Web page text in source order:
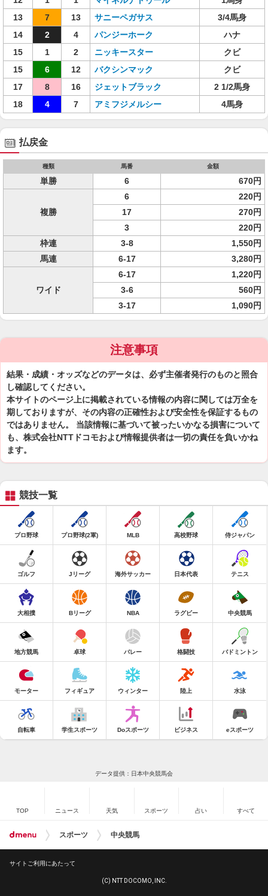
13
7 13 サニーペガサス
3/4馬身
14
2 4 パンジーホーク
ハナ
15
1 2 ニッキースター
クビ
15
6 12 バクシンマック
クビ
17
8 16 ジェットブラック
2 1/2馬身
18
4 7 アミフジメルシー 4馬身
払戻金
種類 馬番 金額
単勝 6 670円
複勝
6
220円
17
270円
3
220円
枠連
3-8
1,550円
馬連
6-17 3,280円
ワイド
6-17
1,220円
3-6
560円
3-17
1,090円
注意事項
結果・成績・オッズなどのデータは、必ず主催者発行のものと照合
し確認してください。
本サイトのページ上に掲載されている情報の内容に関しては万全を
期しておりますが、その内容の正確性および安全性を保証するもの
ではありません。 当該情報に基づいて被ったいかなる損害について
も、株式会社NTTドコモおよび情報提供者は一切の責任を負いかね
ます。
競技一覧
プロ野球 プロ野球(2軍) MLB 高校野球 侍ジャパン
ゴルフ Jリーグ 海外サッカー 日本代表 テニス
大相撲 Bリーグ NBA ラグビー 中央競馬
地方競馬 卓球 バレー 格闘技 バドミントン
モーター フィギュア ウィンター 陸上 水泳
自転車 学生スポーツ Doスポーツ ビジネス eスポーツ
データ提供：日本中央競馬会
TOP ニュース 天気 スポーツ 占い すべて
スポーツ 中央競馬
サイトご利用にあたって
(C) NTT DOCOMO, INC.